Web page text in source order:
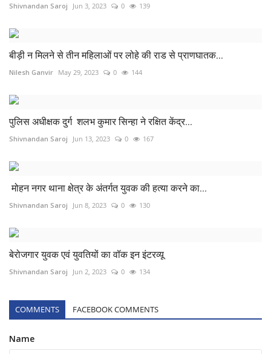
Shivnandan Saroj Jun 3, 2023 0 139
बीड़ी न मिलने से तीन महिलाओं पर लोहे की राड से प्राणघातक...
Nilesh Ganvir May 29, 2023 0 144
पुलिस अधीक्षक दुर्ग शलभ कुमार सिन्हा ने रक्षित केंद्र...
Shivnandan Saroj Jun 13, 2023 0 167
मोहन नगर थाना क्षेत्र के अंतर्गत युवक की हत्या करने का...
Shivnandan Saroj Jun 8, 2023 0 130
बेरोजगार युवक एवं युवतियों का वॉक इन इंटरव्यू
Shivnandan Saroj Jun 2, 2023 0 134
COMMENTS FACEBOOK COMMENTS
Name